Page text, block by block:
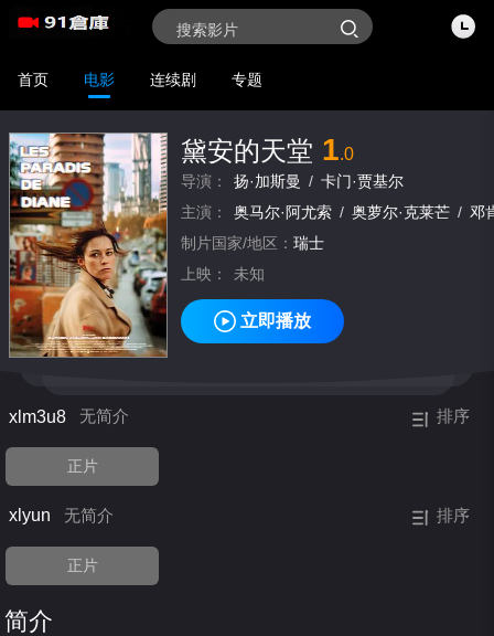
首页 电影 连续剧 专题
黛安的天堂 1.0
导演： 扬·加斯曼 / 卡门·贾基尔
主演：
奥马尔·阿尤索 / 奥萝尔·克莱芒 / 邓
制片国家/地区： 瑞士
上映：
未知
立即播放
xlm3u8 无简介 排序
正片
xlyun 无简介 排序
正片
简介